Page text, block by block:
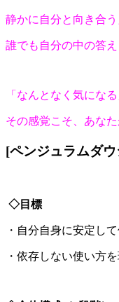
静かに自分と向き合う
誰でも自分の中の答
「なんとなく気になる
その感覚こそ、あな
[ペンジュラムダ
◇目標
・自分自身に安定し
・依存しない使い方